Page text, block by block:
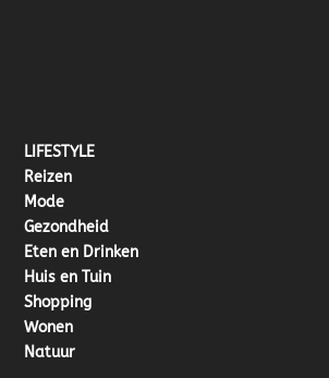
LIFESTYLE
Reizen
Mode
Gezondheid
Eten en Drinken
Huis en Tuin
Shopping
Wonen
Natuur